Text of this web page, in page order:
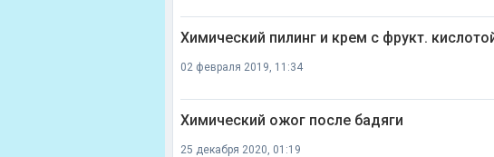
Химический пилинг и крем с фрукт.
02 февраля 2019, 11:34
Химический ожог после бадяги
25 декабря 2020, 01:19